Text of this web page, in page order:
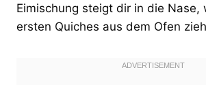
Eimischung steigt dir in die Nase,
ersten Quiches aus dem Ofen